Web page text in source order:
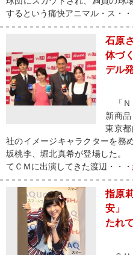
するという痛快アニマル・ス・・
石原
体づ
デル
「Ｎ
新商
東京
社のイメージキャラクターを務
坂桃李、堀北真希が登場した。
てＣＭに出演してきた渡辺・・・
指原
安」
たれ